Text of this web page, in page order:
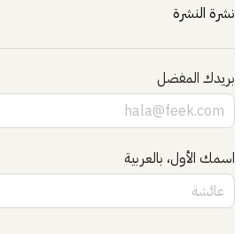
نشرة النشرة
بريدك المفضل
اسمك الأول، بالعربية